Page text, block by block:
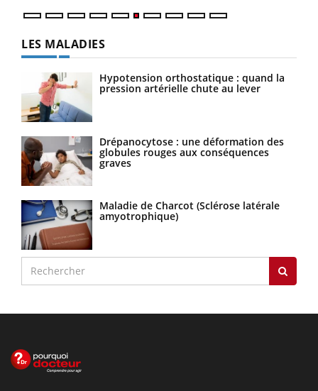
LES MALADIES
Hypotension orthostatique : quand la
pression artérielle chute au lever
Drépanocytose : une déformation des
globules rouges aux conséquences
graves
Maladie de Charcot (Sclérose latérale
amyotrophique)